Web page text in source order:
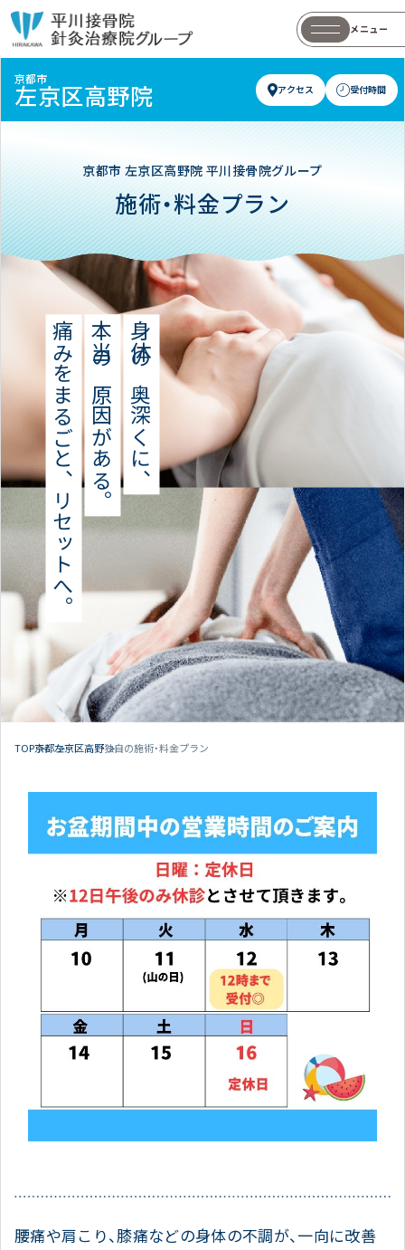
メニュー
京都市
左京区高野院 アクセス 受付時間
京都市 左京区高野院 平川接骨院グループ
施術・料金プラン
身体の奥深くに、
本当の原因がある。
痛みをまるごと、リセットへ。
TOP京都左京区高野独自の施術・料金プラン
腰痛や肩こり、膝痛などの身体の不調が、一向に改善